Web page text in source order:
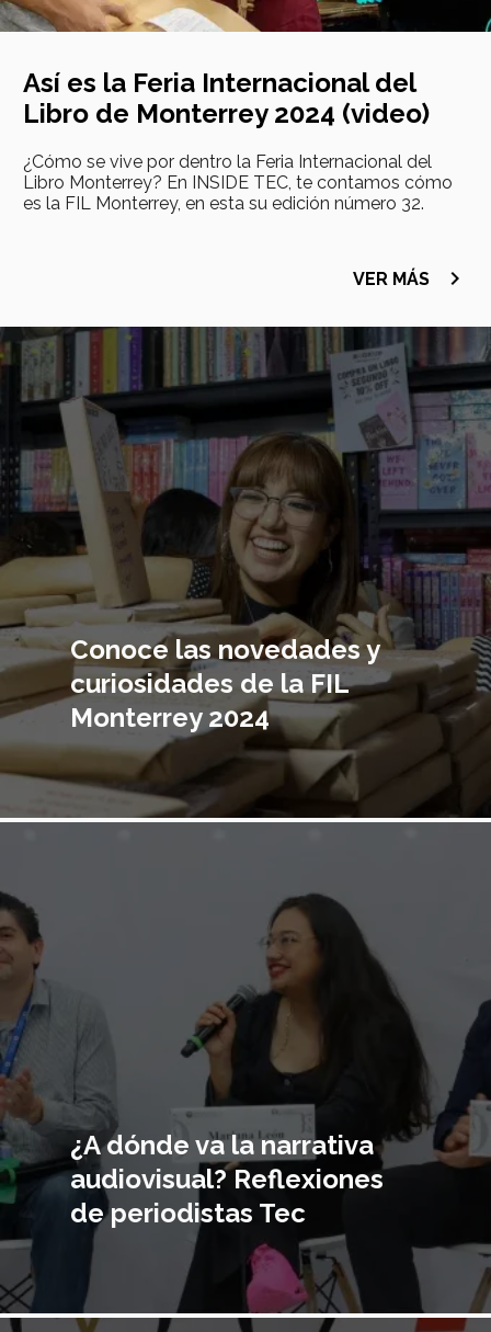
Así es la Feria Internacional del
Libro de Monterrey 2024 (video)
¿Cómo se vive por dentro la Feria Internacional del
Libro Monterrey? En INSIDE TEC, te contamos cómo
es la FIL Monterrey, en esta su edición número 32.
VER MÁS navigate_next
Imagen
principal
Conoce las novedades y
curiosidades de la FIL
Monterrey 2024
¿A dónde va la narrativa
audiovisual? Reflexiones
de periodistas Tec